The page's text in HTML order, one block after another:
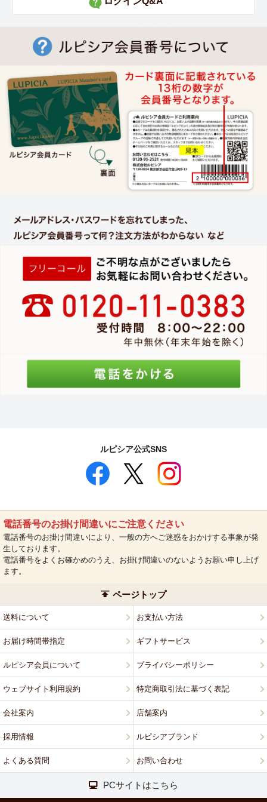
ルピシア公式SNS
電話番号のお掛け間違いにご注意ください
電話番号のお掛け間違いにより、一般の方へご迷惑をおかけする事象が発
生しております。
電話番号をよくお確かめのうえ、お掛け間違いのないようお願い申し上げ
ます。
ページトップ
送料について お支払い方法
お届け時間帯指定 ギフトサービス
ルピシア会員について プライバシーポリシー
ウェブサイト利用規約 特定商取引法に基づく表記
会社案内 店舗案内
採用情報 ルピシアブランド
よくある質問 お問い合わせ
PCサイトはこちら